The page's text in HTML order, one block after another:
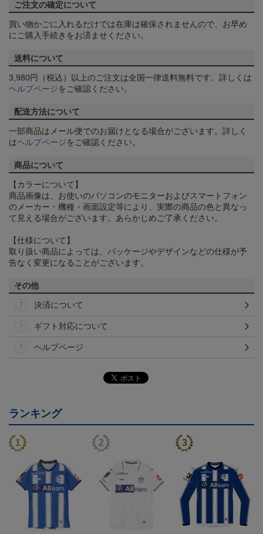
ご注文の確定について
買い物かごに入れるだけでは在庫は確保されませんので、お早め
にご購入手続きをお済ませください。
送料について
3,980円（税込）以上のご注文は全国一律送料無料です。詳しくは
ヘルプページをご確認ください。
配送方法について
一部商品はメール便でのお届けとなる場合がございます。詳しく
はヘルプページをご確認ください。
商品について
【カラーについて】
商品画像は、お使いのパソコンのモニターおよびスマートフォン
のメーカー・機種・画面設定等により、実際の商品の色と異なっ
て見える場合がございます。あらかじめご了承ください。
【仕様について】
取り扱い商品によっては、パッケージやデザインなどの仕様が予
告なく変更になることがございます。
その他
決済について
ギフト対応について
ヘルプページ
ランキング